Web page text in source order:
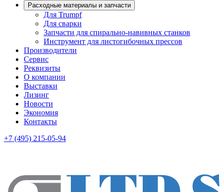
Расходные материалы и запчасти
Для Trumpf
Для сварки
Запчасти для спирально-навивных станков
Инструмент для листогибочных прессов
Производители
Сервис
Реквизиты
О компании
Выставки
Лизинг
Новости
Экономия
Контакты
+7 (495) 215-05-94